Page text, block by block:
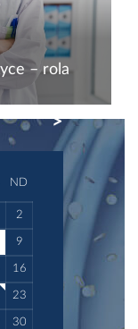
– rola
na pewno
realnym
NEXT
ND
2
9
16
23
30